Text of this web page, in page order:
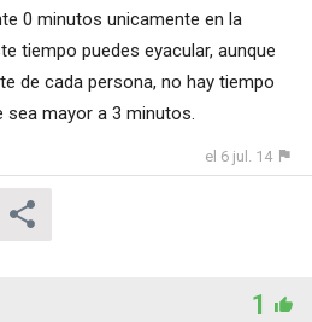
0 minutos unicamente en la
tiempo puedes eyacular, aunque
de cada persona, no hay tiempo
mayor a 3 minutos.
el 6 jul. 14
1